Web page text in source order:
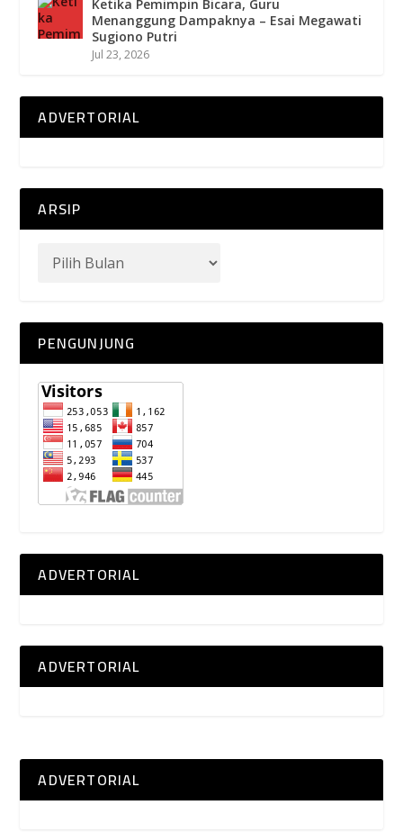
Ketika Pemimpin Bicara, Guru
Menanggung Dampaknya – Esai Megawati
Sugiono Putri
Jul 23, 2026
ADVERTORIAL
ARSIP
PENGUNJUNG
ADVERTORIAL
ADVERTORIAL
ADVERTORIAL